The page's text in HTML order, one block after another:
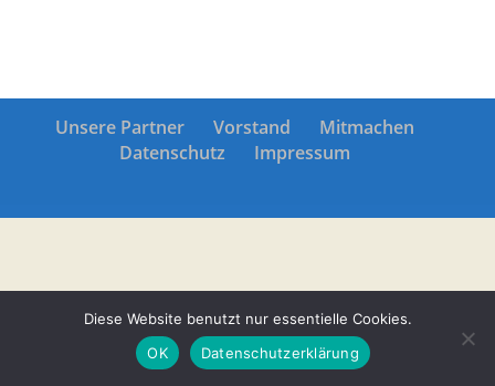
Unsere Partner Vorstand
Mitmachen
Datenschutz
Impressum
Diese Website benutzt nur essentielle Cookies.
OK
Datenschutzerklärung